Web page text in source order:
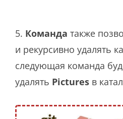
5. Команда также
и рекурсивно удалять
следующая команда
удалять Pictures в